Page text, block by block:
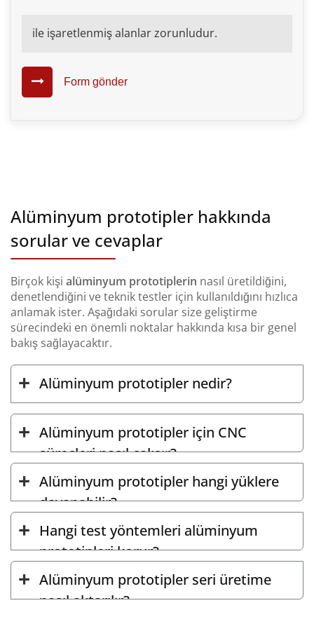
ile işaretlenmiş alanlar zorunludur.
Form gönder
Alüminyum prototipler hakkında
sorular ve cevaplar
Birçok kişi alüminyum prototiplerin nasıl üretildiğini,
denetlendiğini ve teknik testler için kullanıldığını hızlıca
anlamak ister. Aşağıdaki sorular size geliştirme
sürecindeki en önemli noktalar hakkında kısa bir genel
bakış sağlayacaktır.
Alüminyum prototipler nedir?
Alüminyum prototipler için CNC
süreçleri nasıl çalışır?
Alüminyum prototipler hangi yüklere
dayanabilir?
Hangi test yöntemleri alüminyum
prototipleri korur?
Alüminyum prototipler seri üretime
nasıl aktarılır?